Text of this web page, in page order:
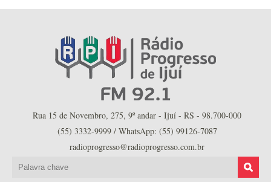
Rua 15 de Novembro, 275, 9º andar - Ijuí - RS - 98.700-000
(55) 3332-9999 / WhatsApp: (55) 99126-7087
radioprogresso@radioprogresso.com.br